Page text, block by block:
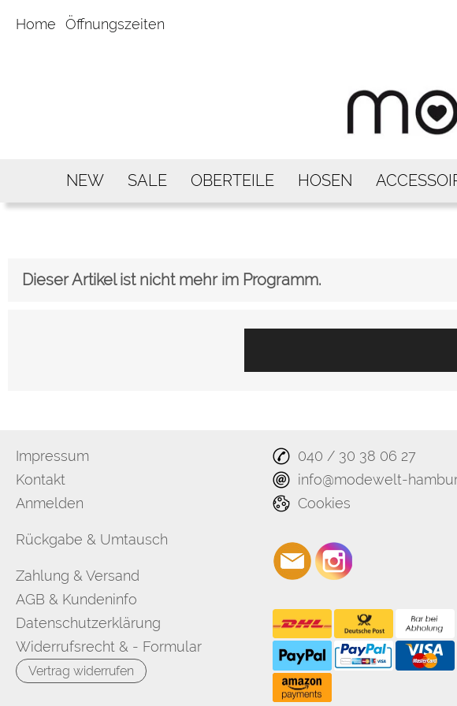
Home Öffnungszeiten
NEW SALE OBERTEILE HOSEN
Dieser Artikel ist nicht mehr im Programm.
Impressum
Kontakt
Anmelden
Rückgabe & Umtausch
Zahlung & Versand
AGB & Kundeninfo
Datenschutzerklärung
Widerrufsrecht & - Formular
Vertrag widerrufen
040 / 30 38 06 27
info@modewelt-
Cookies